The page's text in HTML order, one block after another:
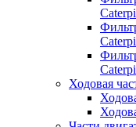
Ходовая